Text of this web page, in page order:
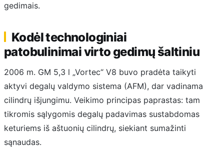
gedimais.
Kodėl technologiniai
patobulinimai virto gedimų šaltiniu
2006 m. GM 5,3 l „Vortec“ V8 buvo pradėta taikyti
aktyvi degalų valdymo sistema (AFM), dar vadinama
cilindrų išjungimu. Veikimo principas paprastas: tam
tikromis sąlygomis degalų padavimas sustabdomas
keturiems iš aštuonių cilindrų, siekiant sumažinti
sąnaudas.